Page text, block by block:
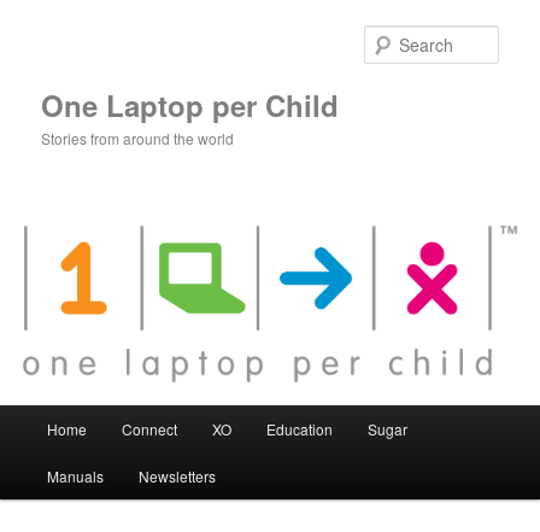
One Laptop per Child
Stories from around the world
Home Connect XO Education Sugar
Manuals Newsletters